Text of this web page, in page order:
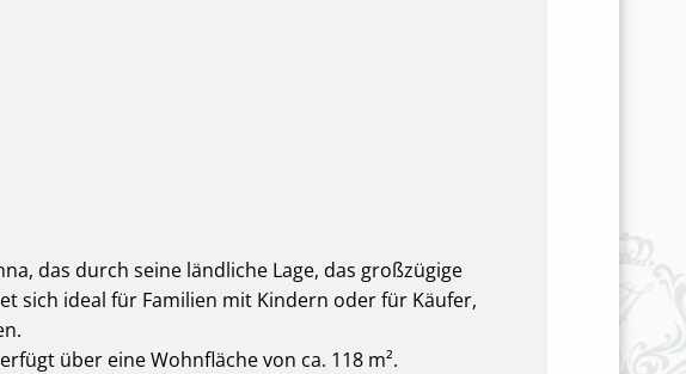
das durch seine ländliche Lage, das großzügige
sich ideal für Familien mit Kindern oder für Käufer,
über eine Wohnfläche von ca. 118 m².